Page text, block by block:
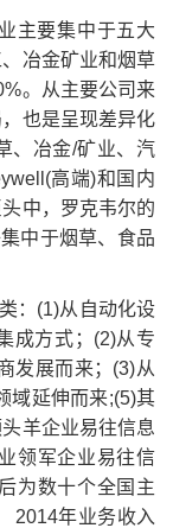
主要集中于五大
冶金矿业和烟草
。从主要公司来
也是呈现差异化
、冶金/矿业、汽
高端)和国内
中，罗克韦尔的
中于烟草、食品
：(1)从自动化设
成方式；(2)从专
发展而来；(3)从
域延伸而来;(5)其
羊企业易往信息
领军企业易往信
为数十个全国主
2014年业务收入